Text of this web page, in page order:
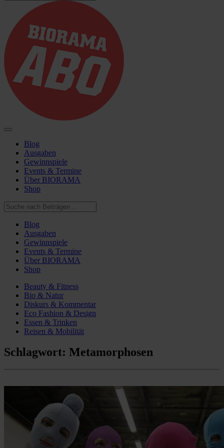
Blog
Ausgaben
Gewinnspiele
Events & Termine
Über BIORAMA
Shop
Blog
Ausgaben
Gewinnspiele
Events & Termine
Über BIORAMA
Shop
Beauty & Fitness
Bio & Natur
Diskurs & Kommentar
Eco Fashion & Design
Essen & Trinken
Reisen & Mobilität
Schlagwort: Metamorphosen